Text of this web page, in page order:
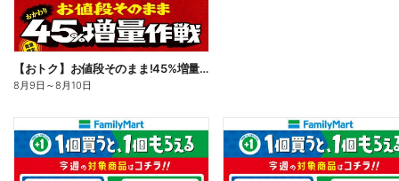
【おトク】お値段そのまま!45%増量作戦!
8月9日 ～8月10日